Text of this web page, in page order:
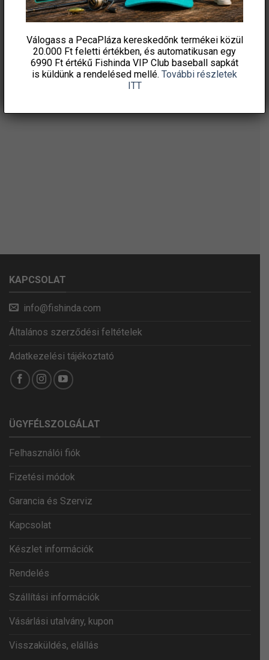
HÍRLEVELÜNKRE!
KAPCSOLAT
info@fishinda.com
Általános szerződési feltételek
Adatkezelési tájékoztató
ÜGYFÉLSZOLGÁLAT
Felhasználói fiók
Fizetési módok
Garancia és Szerviz
Kapcsolat
Készlet információk
Rendelés
Szállítási információk
Vásárlási utalvány, kupon
Visszaküldés, elállás
Válogass a PecaPláza kereskedőnk termékei közül
20.000 Ft feletti értékben, és automatikusan egy
6990 Ft értékű Fishinda VIP Club baseball sapkát
is küldünk a rendelésed mellé. További részletek
ITT